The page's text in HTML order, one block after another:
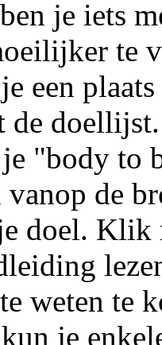
je iets
te
een
de
je "body
vanop de
doel.
weten te
je